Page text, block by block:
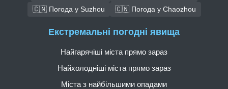
🇨🇳 Погода у Suzhou
🇨🇳 Погода у Chaozhou
Екстремальні погодні явища
Найгарячіші міста прямо зараз
Найхолодніші міста прямо зараз
Міста з найбільшими опадами